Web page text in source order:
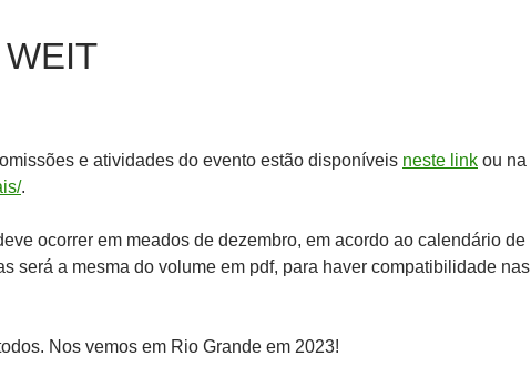
e atividades do evento estão disponíveis neste link ou na
.
ocorrer em meados de dezembro, em acordo ao calendário de
será a mesma do volume em pdf, para haver compatibilidade nas
Nos vemos em Rio Grande em 2023!